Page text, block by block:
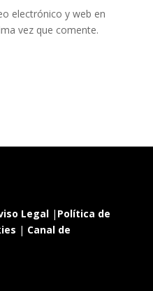
electrónico y web en
vez que comente.
Legal| Política de
| Canal de